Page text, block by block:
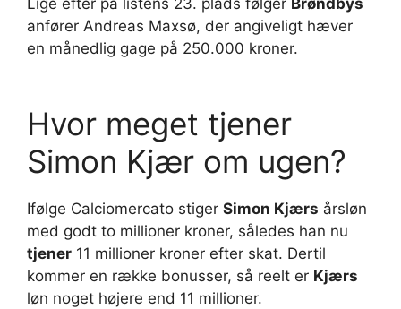
anfører Andreas Maxsø, der angiveligt hæver
en månedlig gage på 250.000 kroner.
Hvor meget tjener
Simon Kjær om ugen?
Ifølge Calciomercato stiger Simon Kjærs årsløn
med godt to millioner kroner, således han nu
tjener 11 millioner kroner efter skat. Dertil
kommer en række bonusser, så reelt er Kjærs
løn noget højere end 11 millioner.